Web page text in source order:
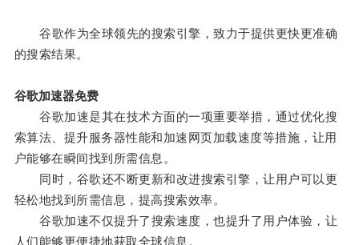
谷歌作为全球领先的搜索引擎，致力于提供更快更准确
的搜索结果。
谷歌加速器免费
谷歌加速是其在技术方面的一项重要举措，通过优化搜
索算法、提升服务器性能和加速网页加载速度等措施，让用
户能够在瞬间找到所需信息。
同时，谷歌还不断更新和改进搜索引擎，让用户可以更
轻松地找到所需信息，提高搜索效率。
谷歌加速不仅提升了搜索速度，也提升了用户体验，让
人们能够更便捷地获取全球信息。